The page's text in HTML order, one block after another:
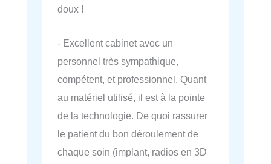
doux !
- Excellent cabinet avec un
personnel très sympathique,
compétent, et professionnel. Quant
au matériel utilisé, il est à la pointe
de la technologie. De quoi rassurer
le patient du bon déroulement de
chaque soin (implant, radios en 3D